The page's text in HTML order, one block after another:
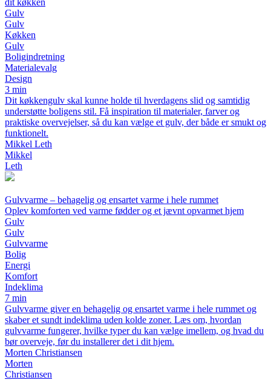
Gulv
Gulv
Køkken
Gulv
Boligindretning
Materialevalg
Design
3 min
Dit køkkengulv skal kunne holde til hverdagens slid og samtidig
understøtte boligens stil. Få inspiration til materialer, farver og
praktiske overvejelser, så du kan vælge et gulv, der både er smukt og
funktionelt.
Mikkel Leth
Mikkel
Leth
Gulvvarme – behagelig og ensartet varme i hele rummet
Oplev komforten ved varme fødder og et jævnt opvarmet hjem
Gulv
Gulv
Gulvvarme
Bolig
Energi
Komfort
Indeklima
7 min
Gulvvarme giver en behagelig og ensartet varme i hele rummet og
skaber et sundt indeklima uden kolde zoner. Læs om, hvordan
gulvvarme fungerer, hvilke typer du kan vælge imellem, og hvad du
bør overveje, før du installerer det i dit hjem.
Morten Christiansen
Morten
Christiansen